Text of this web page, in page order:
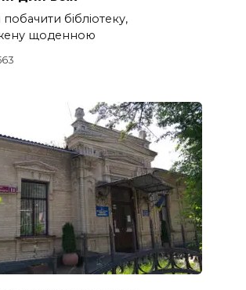
бібліотеку,
щоденною